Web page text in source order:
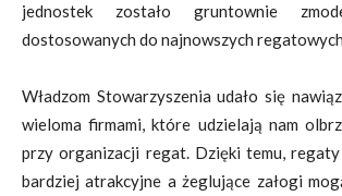
jednostek zostało gruntownie
dostosowanych do najnowszych
Władzom Stowarzyszenia udało się
wieloma firmami, które udzielają nam
przy organizacji regat. Dzięki temu,
bardziej atrakcyjne a żeglujące załogi